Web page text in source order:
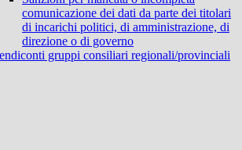
comunicazione dei dati da parte dei titolari
di incarichi politici, di amministrazione, di
direzione o di governo
gruppi consiliari regionali/provinciali